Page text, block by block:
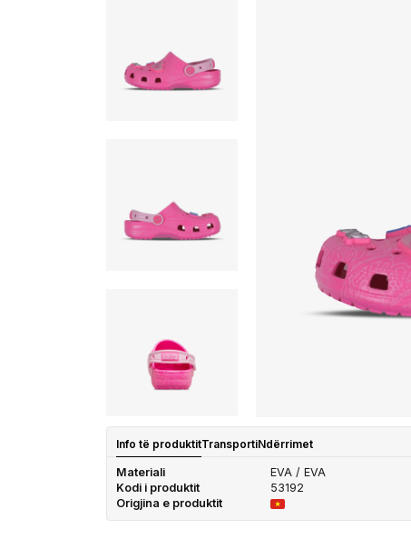
Info të produktitTransportiNdërrimet
Materiali
EVA / EVA
Kodi i produktit
53192
Origjina e produktit